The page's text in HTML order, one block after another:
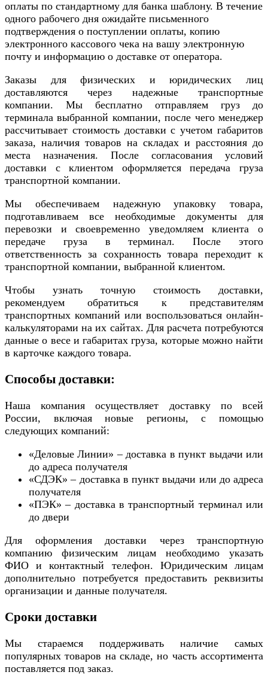
оплаты по стандартному для банка шаблону. В течение
одного рабочего дня ожидайте письменного
подтверждения о поступлении оплаты, копию
электронного кассового чека на вашу электронную
почту и информацию о доставке от оператора.
Заказы для физических и юридических лиц
доставляются через надежные транспортные
компании. Мы бесплатно отправляем груз до
терминала выбранной компании, после чего менеджер
рассчитывает стоимость доставки с учетом габаритов
заказа, наличия товаров на складах и расстояния до
места назначения. После согласования условий
доставки с клиентом оформляется передача груза
транспортной компании.
Мы обеспечиваем надежную упаковку товара,
подготавливаем все необходимые документы для
перевозки и своевременно уведомляем клиента о
передаче груза в терминал. После этого
ответственность за сохранность товара переходит к
транспортной компании, выбранной клиентом.
Чтобы узнать точную стоимость доставки,
рекомендуем обратиться к представителям
транспортных компаний или воспользоваться онлайн-
калькуляторами на их сайтах. Для расчета потребуются
данные о весе и габаритах груза, которые можно найти
в карточке каждого товара.
Способы доставки:
Наша компания осуществляет доставку по всей
России, включая новые регионы, с помощью
следующих компаний:
«Деловые Линии» – доставка в пункт выдачи или
до адреса получателя
«СДЭК» – доставка в пункт выдачи или до адреса
получателя
«ПЭК» – доставка в транспортный терминал или
до двери
Для оформления доставки через транспортную
компанию физическим лицам необходимо указать
ФИО и контактный телефон. Юридическим лицам
дополнительно потребуется предоставить реквизиты
организации и данные получателя.
Сроки доставки
Мы стараемся поддерживать наличие самых
популярных товаров на складе, но часть ассортимента
поставляется под заказ.